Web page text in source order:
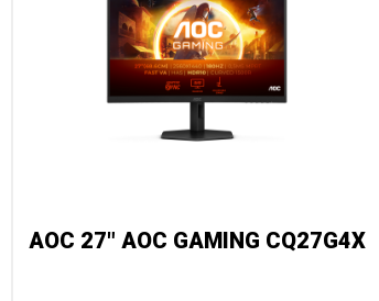
AOC 27" AOC GAMING CQ27G4X